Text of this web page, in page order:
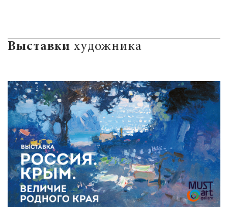
Выставки художника